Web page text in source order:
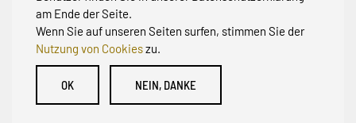
am Ende der Seite.
Wenn Sie auf unseren Seiten surfen, stimmen Sie der
Nutzung von Cookieszu.
OK NEIN, DANKE
© Initiative zur Abwehr von Erschließungsbeiträgen für